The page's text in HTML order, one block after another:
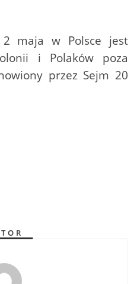
maja w Polsce jest
i Polaków poza
przez Sejm 20